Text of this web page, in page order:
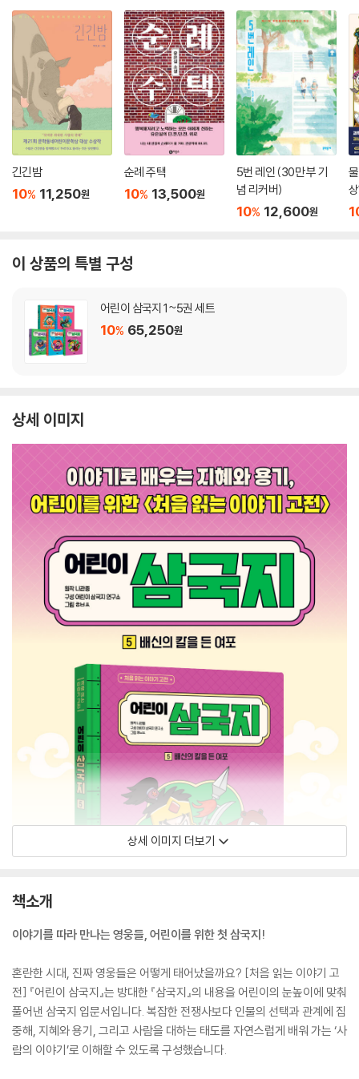
긴긴밤
10% 11,250원
순례 주택
10% 13,500원
5번 레인 (30만 부 기
념 리커버)
10% 12,600원
이 상품의 특별 구성
어린이 삼국지 1~5권 세트
10% 65,250원
상세 이미지
상세 이미지 더보기
책소개
이야기를 따라 만나는 영웅들, 어린이를 위한 첫 삼국지!
혼란한 시대, 진짜 영웅들은 어떻게 태어났을까요? [처음 읽는 이야기 고
전] 『어린이 삼국지』는 방대한 『삼국지』의 내용을 어린이의 눈높이에 맞춰
풀어낸 삼국지 입문서입니다. 복잡한 전쟁사보다 인물의 선택과 관계에 집
중해, 지혜와 용기, 그리고 사람을 대하는 태도를 자연스럽게 배워 가는 ‘사
람의 이야기’로 이해할 수 있도록 구성했습니다.